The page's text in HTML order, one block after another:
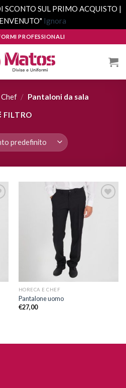
SCONTO SUL PRIMO ACQUISTO |
Ignora
PROFESSIONALI
/ Pantaloni da sala
FILTRO
Aggiungi
alla lista
HORECA E CHEF
Pantalone uomo
€27,00